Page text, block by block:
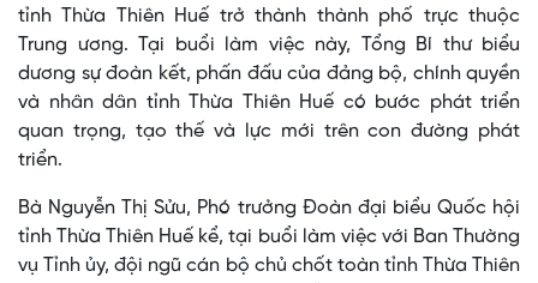
tỉnh Thừa Thiên Huế trở thành thành phố trực thuộc
Trung ương. Tại buổi làm việc này, Tổng Bí thư biểu
dương sự đoàn kết, phấn đấu của đảng bộ, chính quyền
và nhân dân tỉnh Thừa Thiên Huế có bước phát triển
quan trọng, tạo thế và lực mới trên con đường phát
triển.
Bà Nguyễn Thị Sửu, Phó trưởng Đoàn đại biểu Quốc hội
tỉnh Thừa Thiên Huế kể, tại buổi làm việc với Ban Thường
vụ Tỉnh ủy, đội ngũ cán bộ chủ chốt toàn tỉnh Thừa Thiên